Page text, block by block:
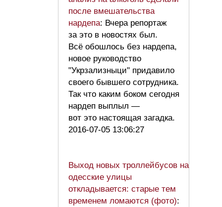
после вмешательства
нардепа: Вчера репортаж
за это в новостях был.
Всё обошлось без нардепа,
новое руководство
"Укрзализныци" придавило
своего бывшего сотрудника.
Так что каким боком сегодня
нардеп выплыл —
вот это настоящая загадка.
2016-07-05 13:06:27
Выход новых троллейбусов на
одесские улицы
откладывается: старые тем
временем ломаются (фото):